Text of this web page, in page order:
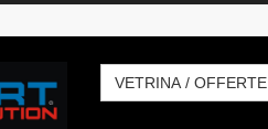
VETRINA / OFFERTE